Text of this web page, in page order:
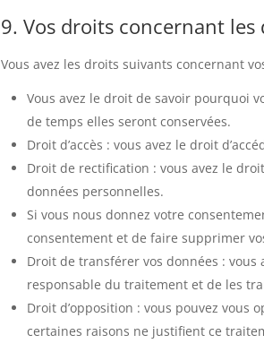
9. Vos droits concernant
Vous avez les droits suivants concernant
Vous avez le droit de savoir pourquoi
de temps elles seront conservées.
Droit d’accès : vous avez le droit
Droit de rectification : vous avez le
données personnelles.
Si vous nous donnez votre
consentement et de faire supprimer
Droit de transférer vos données :
responsable du traitement et de les
Droit d’opposition : vous pouvez vous
certaines raisons ne justifient ce